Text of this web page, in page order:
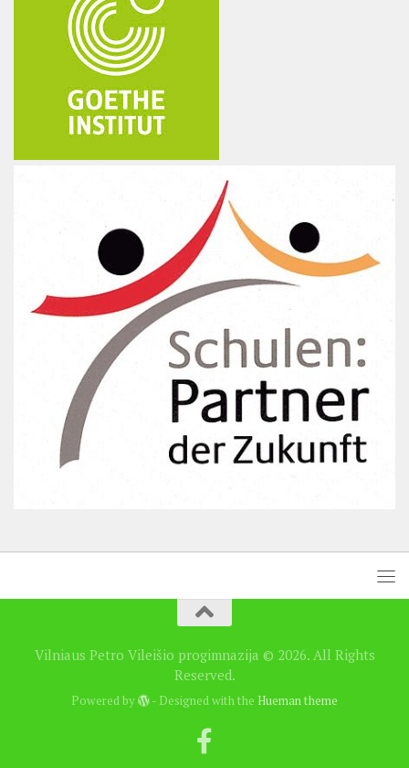
Vilniaus Petro Vileišio progimnazija © 2026. All Rights
Reserved.
Powered by - Designed with theHueman theme